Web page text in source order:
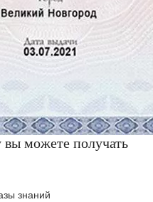
можете получать
знаний